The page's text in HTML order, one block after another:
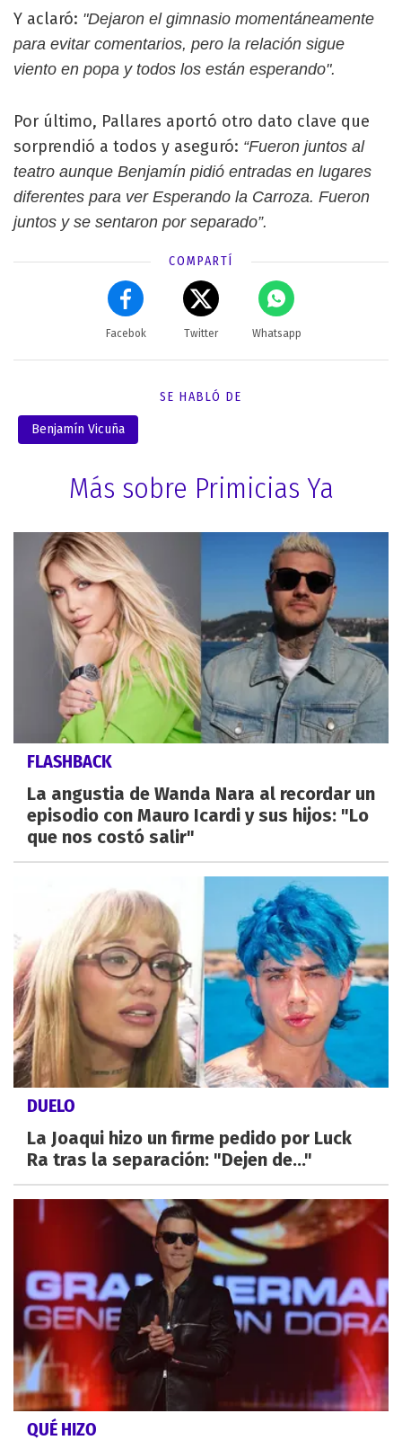
Y aclaró: "Dejaron el gimnasio momentáneamente
para evitar comentarios, pero la relación sigue
viento en popa y todos los están esperando".
Por último, Pallares aportó otro dato clave que
sorprendió a todos y aseguró: “Fueron juntos al
teatro aunque Benjamín pidió entradas en lugares
diferentes para ver Esperando la Carroza. Fueron
juntos y se sentaron por separado”.
COMPARTÍ
Facebok Twitter Whatsapp
SE HABLÓ DE
Benjamín Vicuña
Más sobre Primicias Ya
FLASHBACK
La angustia de Wanda Nara al recordar un
episodio con Mauro Icardi y sus hijos: "Lo
que nos costó salir"
DUELO
La Joaqui hizo un firme pedido por Luck
Ra tras la separación: "Dejen de..."
QUÉ HIZO